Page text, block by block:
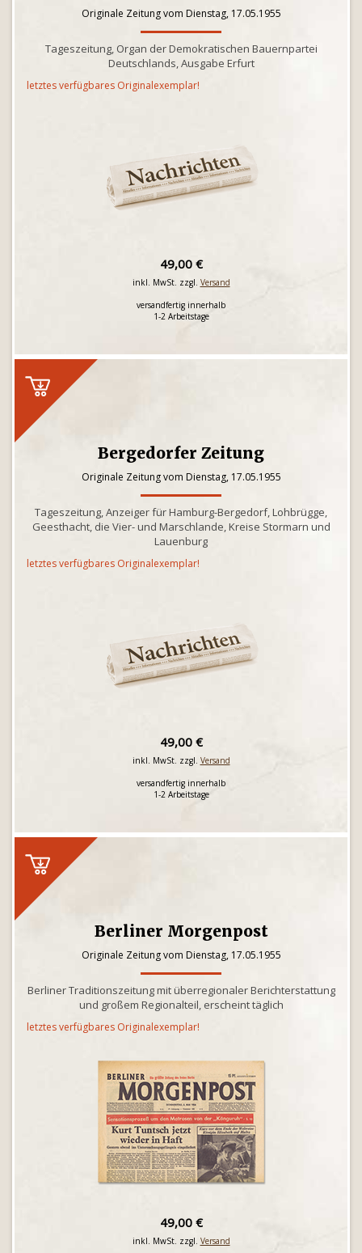
Originale Zeitung vom Dienstag, 17.05.1955
Tageszeitung, Organ der Demokratischen Bauernpartei
Deutschlands, Ausgabe Erfurt
letztes verfügbares Originalexemplar!
49,00 €
inkl. MwSt. zzgl. Versand
versandfertig innerhalb
1-2 Arbeitstage
Bergedorfer Zeitung
Originale Zeitung vom Dienstag, 17.05.1955
Tageszeitung, Anzeiger für Hamburg-Bergedorf, Lohbrügge,
Geesthacht, die Vier- und Marschlande, Kreise Stormarn und
Lauenburg
letztes verfügbares Originalexemplar!
49,00 €
inkl. MwSt. zzgl. Versand
versandfertig innerhalb
1-2 Arbeitstage
Berliner Morgenpost
Originale Zeitung vom Dienstag, 17.05.1955
Berliner Traditionszeitung mit überregionaler Berichterstattung
und großem Regionalteil, erscheint täglich
letztes verfügbares Originalexemplar!
49,00 €
inkl. MwSt. zzgl. Versand